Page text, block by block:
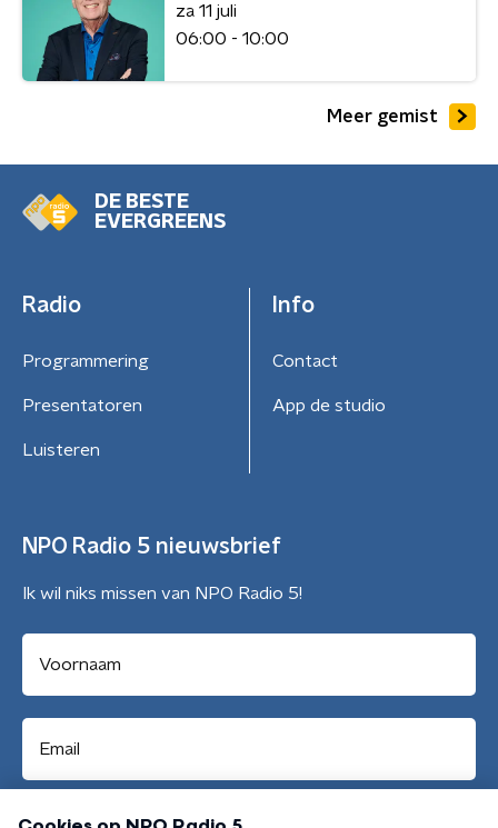
za 11 juli
06:00 - 10:00
Meer gemist
DE BESTE
EVERGREENS
Radio
Programmering
Presentatoren
Luisteren
Info
Contact
App de studio
NPO Radio 5 nieuwsbrief
Ik wil niks missen van NPO Radio 5!
Aanmelden